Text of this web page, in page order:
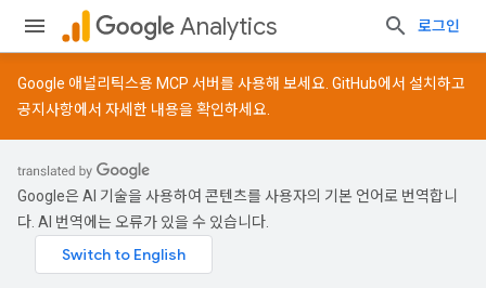
Analytics 로그인
Google 애널리틱스용 MCP 서버를 사용해 보세요. GitHub에서 설치하고
공지사항에서 자세한 내용을 확인하세요.
Google은 AI 기술을 사용하여 콘텐츠를 사용자의 기본 언어로 번역합니
다. AI 번역에는 오류가 있을 수 있습니다.